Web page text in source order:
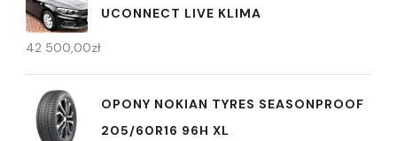
UCONNECT LIVE KLIMA
42 500,00zł
OPONY NOKIAN TYRES SEASONPROOF
205/60R16 96H XL